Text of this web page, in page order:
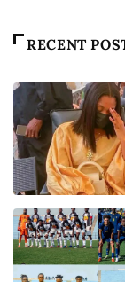
RECENT